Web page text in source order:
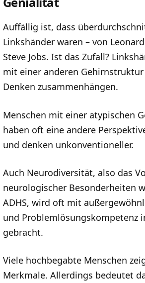
Auffällig ist, dass
Linkshänder waren – von
Steve Jobs. Ist das Zufall?
mit einer anderen
Denken zusammenhängen.
Menschen mit einer atypischen
haben oft eine andere
und denken unkonventioneller.
Auch Neurodiversität, also das
neurologischer Besonderheiten
ADHS, wird oft mit
und Problemlösungskompetenz
gebracht.
Viele hochbegabte Menschen
Merkmale. Allerdings bedeutet